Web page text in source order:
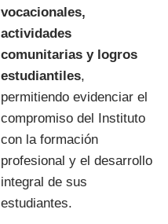
vocacionales,
actividades
comunitarias y logros
estudiantiles,
permitiendo evidenciar el
compromiso del Instituto
con la formación
profesional y el desarrollo
integral de sus
estudiantes.